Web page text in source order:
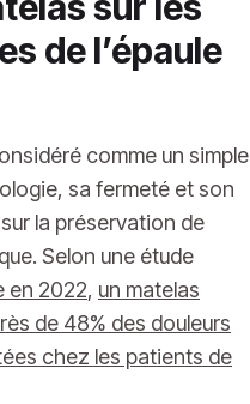
de l’épaule
comme un simple
sa fermeté et son
la préservation de
Selon une étude
en 2022, un matelas
de 48% des douleurs
chez les patients de